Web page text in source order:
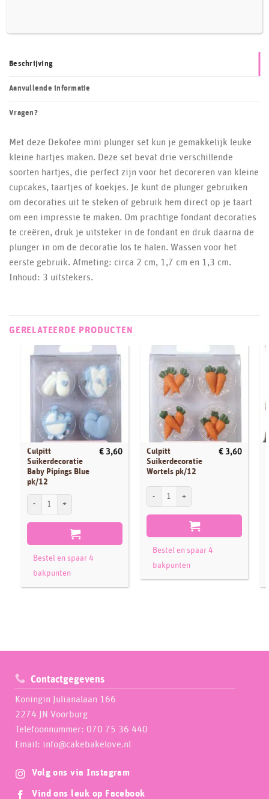
Beschrijving
Aanvullende informatie
Vragen?
Met deze Dekofee mini plunger set kun je gemakkelijk leuke
kleine hartjes maken. Deze set bevat drie verschillende
soorten hartjes, die perfect zijn voor het decoreren van kleine
cupcakes, taartjes of koekjes. Je kunt de plunger gebruiken
om decoraties uit te steken of gebruik hem direct op je taart
om een impressie te maken. Om prachtige fondant decoraties
te creëren, druk je uitsteker in de fondant en druk daarna de
plunger in om de decoratie los te halen. Wassen voor het
eerste gebruik. Afmeting: circa 2 cm, 1,7 cm en 1,3 cm.
Inhoud: 3 uitstekers.
GERELATEERDE PRODUCTEN
Culpitt
Suikerdecoratie
Baby Pipings Blue
pk/12
€ 3,60
Culpitt Suikerdecoratie Baby Pipings Blue pk/12 aantal
Bestel en spaar 4
bakpunten
Culpitt
Suikerdecoratie
Wortels pk/12
€ 3,60
Culpitt Suikerdecoratie Wortels pk/12
Bestel en spaar 4
bakpunten
Contactgegevens
Koningin Julianalaan 166
2274 JN Voorburg
Telefoonnummer: 070 75 36 440
Email: info@cakebakelove.nl
Volg ons via Instagram
Vind ons leuk op Facebook